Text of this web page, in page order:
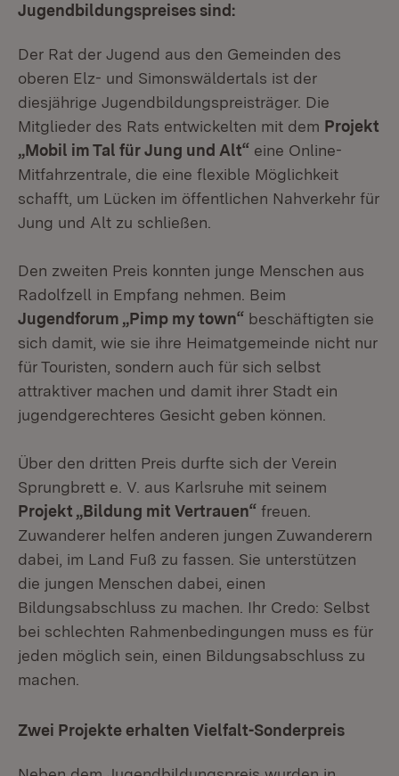
Jugendbildungspreises sind:
Der Rat der Jugend aus den Gemeinden des
oberen Elz- und Simonswäldertals ist der
diesjährige Jugendbildungspreisträger. Die
Mitglieder des Rats entwickelten mit dem Projekt
„Mobil im Tal für Jung und Alt“ eine Online-
Mitfahrzentrale, die eine flexible Möglichkeit
schafft, um Lücken im öffentlichen Nahverkehr für
Jung und Alt zu schließen.
Den zweiten Preis konnten junge Menschen aus
Radolfzell in Empfang nehmen. Beim
Jugendforum „Pimp my town“ beschäftigten sie
sich damit, wie sie ihre Heimatgemeinde nicht nur
für Touristen, sondern auch für sich selbst
attraktiver machen und damit ihrer Stadt ein
jugendgerechteres Gesicht geben können.
Über den dritten Preis durfte sich der Verein
Sprungbrett e. V. aus Karlsruhe mit seinem
Projekt „Bildung mit Vertrauen“ freuen.
Zuwanderer helfen anderen jungen Zuwanderern
dabei, im Land Fuß zu fassen. Sie unterstützen
die jungen Menschen dabei, einen
Bildungsabschluss zu machen. Ihr Credo: Selbst
bei schlechten Rahmenbedingungen muss es für
jeden möglich sein, einen Bildungsabschluss zu
machen.
Zwei Projekte erhalten Vielfalt-Sonderpreis